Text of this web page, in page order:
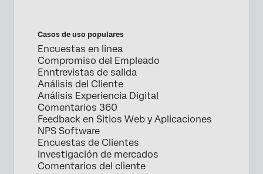
Casos de uso populares
Encuestas en linea
Compromiso del Empleado
Enntrevistas de salida
Análisis del Cliente
Análisis Experiencia Digital
Comentarios 360
Feedback en Sitios Web y Aplicaciones
NPS Software
Encuestas de Clientes
Investigación de mercados
Comentarios del cliente